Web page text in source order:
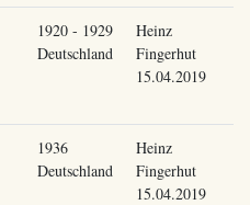
1920 - 1929
Deutschland
Heinz
Fingerhut
15.04.2019
1936
Deutschland
Heinz
Fingerhut
15.04.2019